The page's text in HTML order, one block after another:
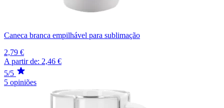
Caneca branca empilhável para sublimação
2,79 €
A partir de: 2,46 €
5/5
5 opiniões